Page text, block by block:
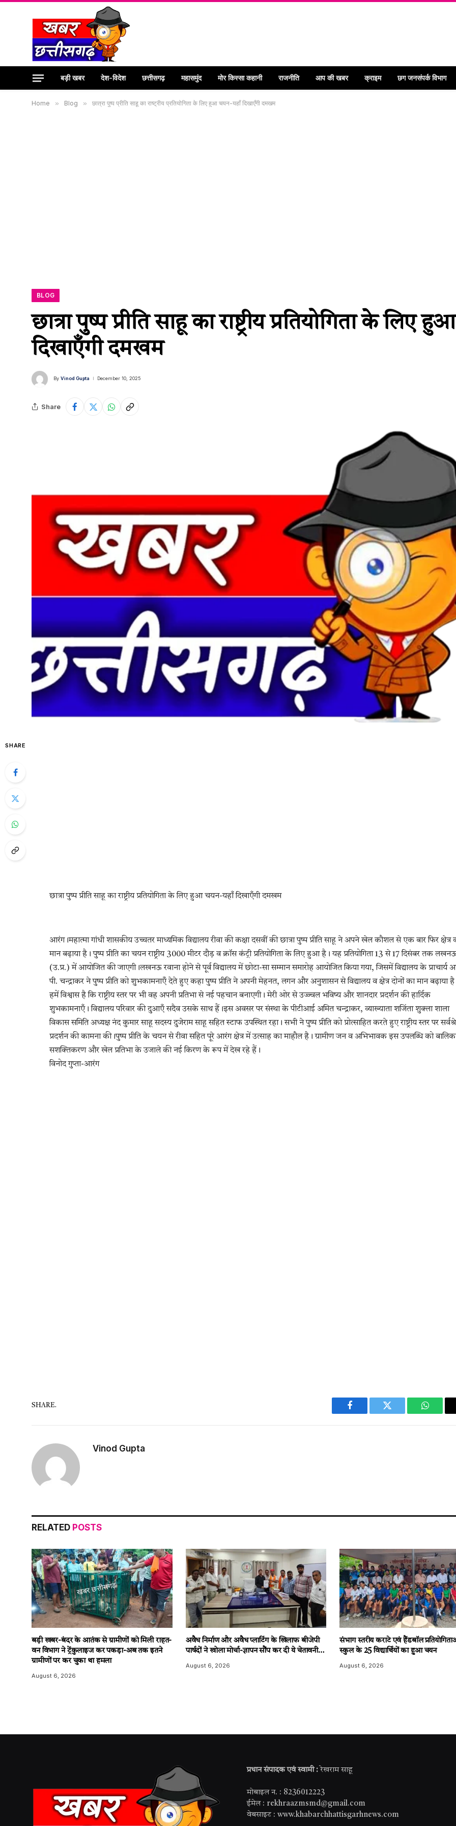
बड़ी खबर देश-विदेश छत्तीसगढ़ महासमुंद मोर किस्सा कहानी राजनीति आप की खबर क्राइम छग जनसंपर्क विभाग
Home » Blog » छात्रा पुष्प प्रीति साहू का राष्ट्रीय प्रतियोगिता के लिए हुआ चयन-यहाँ दिखाएँगी दमखम
BLOG
छात्रा पुष्प प्रीति साहू का राष्ट्रीय प्रतियोगिता के लिए
दिखाएँगी दमखम
By Vinod Gupta December 10, 2025
Share
SHARE
छात्रा पुष्प प्रीति साहू का राष्ट्रीय प्रतियोगिता के लिए हुआ चयन-यहाँ दिखाएँगी दमखम
आरंग।महात्मा गांधी शासकीय उच्चतर माध्यमिक विद्यालय रीवा की कक्षा दसवीं की छात्रा पुष्प प्रीति साहू ने अपने खेल कौशल से एक बार फिर क्षेत्र
मान बढ़ाया है। पुष्प प्रीति का चयन राष्ट्रीय 3000 मीटर दौड़ व क्रॉस कंट्री प्रतियोगिता के लिए हुआ है। यह प्रतियोगिता 13 से 17 दिसंबर तक
(उ.प्र.) में आयोजित की जाएगी।लखनऊ रवाना होने से पूर्व विद्यालय में छोटा-सा सम्मान समारोह आयोजित किया गया, जिसमें विद्यालय के प्राचार्य
पी. चन्द्राकर ने पुष्प प्रीति को शुभकामनाएँ देते हुए कहा पुष्प प्रीति ने अपनी मेहनत, लगन और अनुशासन से विद्यालय व क्षेत्र दोनों का मान बढ़ाया
हमें विश्वास है कि राष्ट्रीय स्तर पर भी वह अपनी प्रतिभा से नई पहचान बनाएगी। मेरी ओर से उज्ज्वल भविष्य और शानदार प्रदर्शन की हार्दिक
शुभकामनाएँ। विद्यालय परिवार की दुआएँ सदैव उसके साथ हैं।इस अवसर पर संस्था के पीटीआई अमित चन्द्राकर, व्याख्याता शजिंता शुक्ला शाला
विकास समिति अध्यक्ष नंद कुमार साहू सदस्य दुजेराम साहू सहित स्टाफ उपस्थित रहा। सभी ने पुष्प प्रीति को प्रोत्साहित करते हुए राष्ट्रीय स्तर पर
प्रदर्शन की कामना की।पुष्प प्रीति के चयन से रीवा सहित पूरे आरंग क्षेत्र में उत्साह का माहौल है। ग्रामीण जन व अभिभावक इस उपलब्धि को
सशक्तिकरण और खेल प्रतिभा के उजाले की नई किरण के रूप में देख रहे हैं।
विनोद गुप्ता-आरंग
SHARE.
Facebook Twitter
Vinod Gupta
RELATED POSTS
बड़ी खबर-बंदर के आतंक से ग्रामीणों को मिली राहत-
वन विभाग ने ट्रेंकुलाइज कर पकड़ा-अब तक इतने
ग्रामीणों पर कर चुका था हमला
August 6, 2026
अवैध निर्माण और अवैध प्लाटिंग के खिलाफ बीजेपी
पार्षदों ने खोला मोर्चा-ज्ञापन सौंप कर दी ये चेतावनी…
August 6, 2026
संभाग स्तरीय कराटे एवं हैंडबॉल
स्कुल के 25 विद्यार्थियों का हुआ चयन
August 6, 2026
प्रधान संपादक एवं स्वामी : रेखराम साहू
मोबाइल न. : 8236012223
ईमेल : rekhraazmsmd@gmail.com
वेबसाइट : www.khabarchhattisgarhnews.com